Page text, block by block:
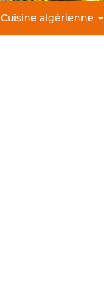
Cuisine algérienne